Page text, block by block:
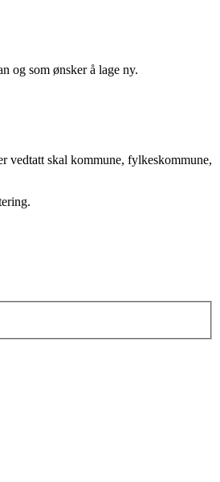
og som ønsker å lage ny.
vedtatt skal kommune, fylkeskommune,